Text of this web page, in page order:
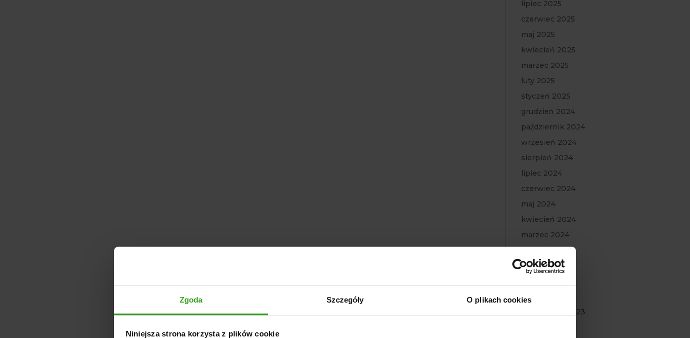
Zgoda Szczegóły O plikach cookies
Niniejsza strona korzysta z plików cookie
lipiec 2025
czerwiec 2025
maj 2025
kwiecień 2025
marzec 2025
luty 2025
styczeń 2025
grudzień 2024
październik 2024
wrzesień 2024
sierpień 2024
lipiec 2024
czerwiec 2024
maj 2024
kwiecień 2024
marzec 2024
luty 2024
styczeń 2024
listopad 2023
październik 2023